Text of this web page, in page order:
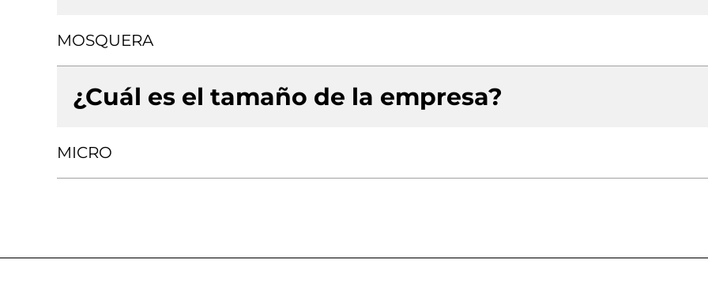
MOSQUERA
¿Cuál es el tamaño de la empresa?
MICRO